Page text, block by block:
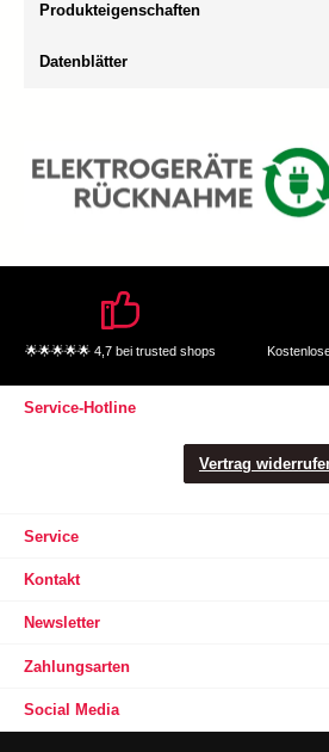
Produkteigenschaften
Datenblätter
🌟🌟🌟🌟🌟 4,7 bei trusted shops
Service-Hotline
Vertrag
Service
Kontakt
Newsletter
Zahlungsarten
Social Media